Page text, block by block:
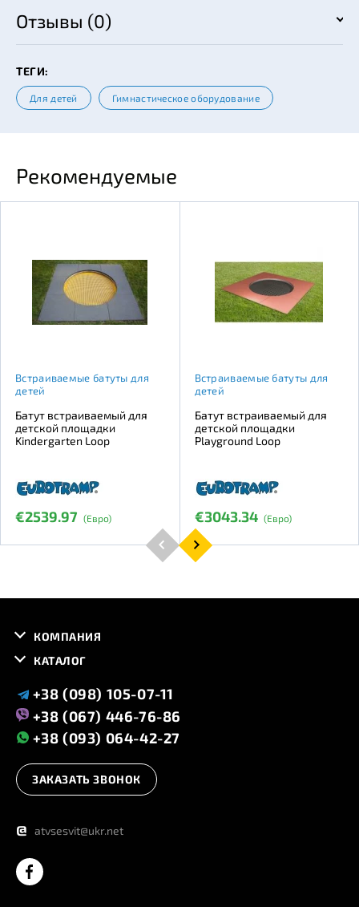
Отзывы (0)
ТЕГИ:
Для детей Гимнастическое оборудование
Рекомендуемые
Встраиваемые батуты для
детей
Батут встраиваемый для
детской площадки
Kindergarten Loop
€2539.97 (Евро)
Встраиваемые батуты для
детей
Батут встраиваемый для
детской площадки
Playground Loop
€3043.34 (Евро)
КОМПАНИЯ
КАТАЛОГ
+38 (098) 105-07-11
+38 (067) 446-76-86
+38 (093) 064-42-27
ЗАКАЗАТЬ ЗВОНОК
@ atvsesvit@ukr.net